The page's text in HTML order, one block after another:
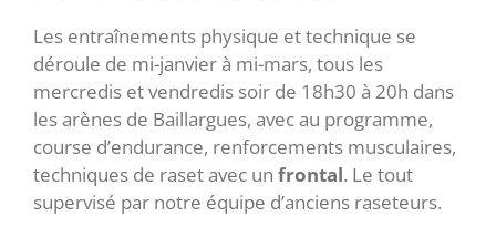
Les entraînements physique et technique se
déroule de mi-janvier à mi-mars, tous les
mercredis et vendredis soir de 18h30 à 20h dans
les arènes de Baillargues, avec au programme,
course d’endurance, renforcements musculaires,
techniques de raset avec un frontal. Le tout
supervisé par notre équipe d’anciens raseteurs.